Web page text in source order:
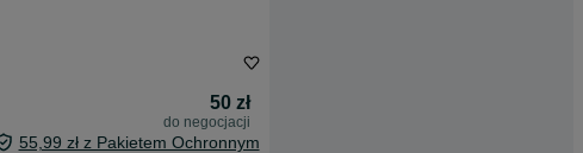
50 zł
do negocjacji
55,99 zł z Pakietem Ochronnym